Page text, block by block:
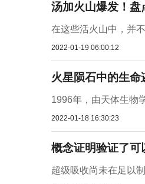
汤加火山爆发！
在这些活火山中，并
2022-01-19 06:00:12
火星陨石中的生
1996年，由天体生物
2022-01-18 16:30:23
概念证明验证了可
超级吸收尚未在足以